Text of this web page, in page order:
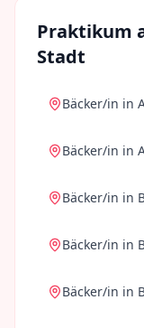
Praktikum
Stadt
Bäcker/in in
Bäcker/in in
Bäcker/in in
Bäcker/in in
Bäcker/in in